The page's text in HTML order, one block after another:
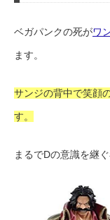
ベガパンクの死がワ
ます。
サンジの背中で笑顔
す。
まるでDの意識を継ぐ